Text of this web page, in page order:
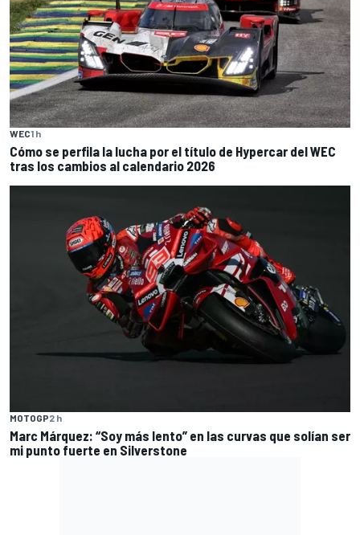
WEC1 h
Cómo se perfila la lucha por el título de Hypercar del WEC
tras los cambios al calendario 2026
MOTOGP2 h
Marc Márquez: “Soy más lento” en las curvas que solían ser
mi punto fuerte en Silverstone